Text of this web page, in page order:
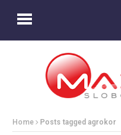
Home Posts tagged agrokor